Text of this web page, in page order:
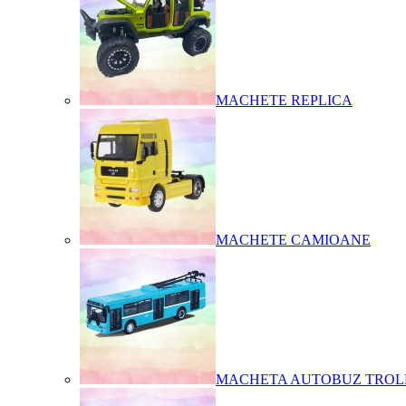
MACHETE REPLICA
MACHETE CAMIOANE
MACHETA AUTOBUZ